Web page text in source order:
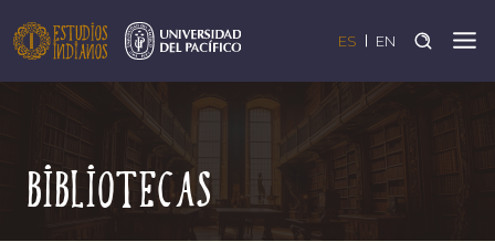
ES EN
Bibliotecas